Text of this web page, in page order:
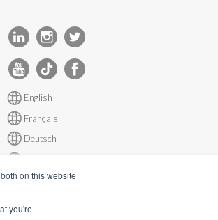
on this website
you're
English
Français
Deutsch
Español